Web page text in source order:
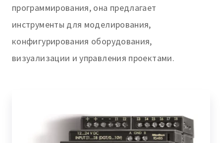
программирования, она предлагает
инструменты для моделирования,
конфигурирования оборудования,
визуализации и управления проектами.